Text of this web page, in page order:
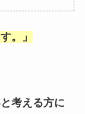
。 」
考える方に